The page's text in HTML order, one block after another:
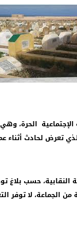
الإجتماعية الحرة،
تعرض لحادث أثناء
النقابية، حسب بلاغ
من الجماعة، لا